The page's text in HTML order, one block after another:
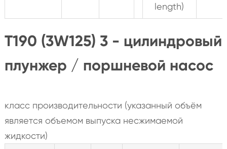
length)
T190 (3W125) 3 - цилиндровый
плунжер / поршневой насос
класс производительности (указанный объём
является объемом выпуска несжимаемой
жидкости)